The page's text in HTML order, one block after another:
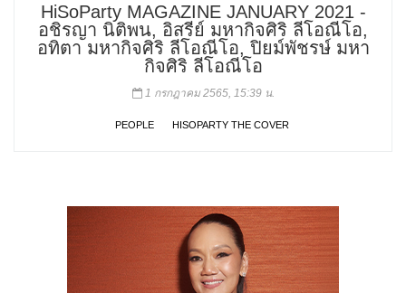
HiSoParty MAGAZINE JANUARY 2021 -
อชิรญา นิติพน, อิสรีย์ มหากิจศิริ ลีโอณีโอ,
อทิตา มหากิจศิริ ลีโอณีโอ, ปิยม์พัชรษ์ มหา
กิจศิริ ลีโอณีโอ
1 กรกฎาคม 2565, 15:39 น.
PEOPLE HISOPARTY THE COVER